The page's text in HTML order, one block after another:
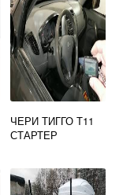
ЧЕРИ ТИГГО Т11
СТАРТЕР